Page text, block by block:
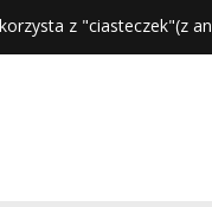
z "ciasteczek"(z